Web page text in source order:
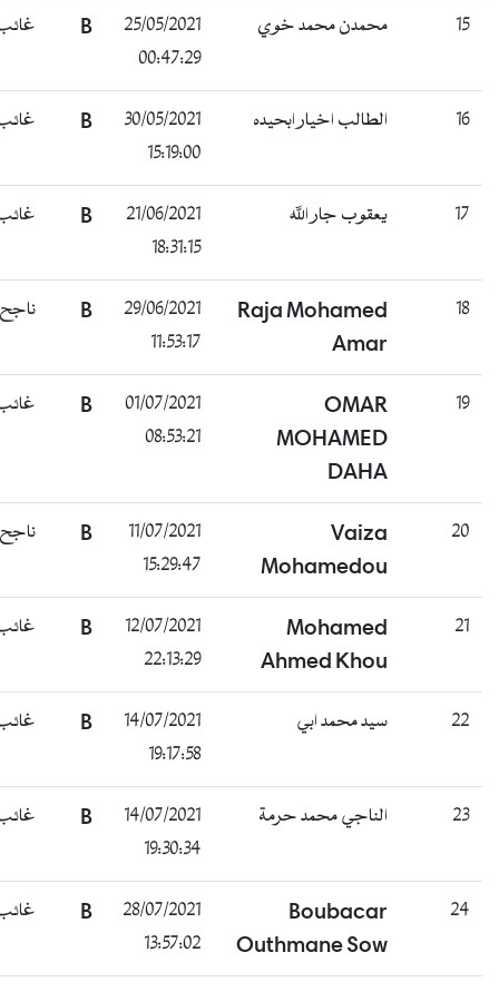
محمدن محمد خوي
25/05/2021
00:47:29
غائب
الطالب اخيار ابحيده
30/05/2021
15:19:00
غائب
يعقوب جار الله
21/06/2021
18:31:15
غائب
Raja Mohamed
Amar
29/06/2021
11:53:17
ناجح
OMAR
MOHAMED
DAHA
01/07/2021
08:53:21
غائب
Vaiza
Mohamedou
11/07/2021
15:29:47
ناجح
Mohamed
Ahmed Khou
12/07/2021
22:13:29
غائب
سيد محمد ابي
14/07/2021
19:17:58
غائب
الناجي محمد حرمة
14/07/2021
19:30:34
غائب
Boubacar
Outhmane Sow
28/07/2021
13:57:02
غائب